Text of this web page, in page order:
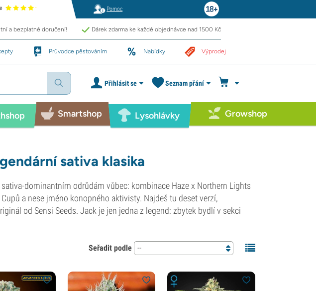
Pomoc
a bezplatné doručení! Dárek zdarma ke každé objednávce nad 1500 Kč
Průvodce pěstováním Nabídky Výprodej
Přihlásit se Seznam přání
Smartshop Lysohlávky Growshop
sativa klasika
dominantním odrůdám vůbec: kombinace Haze x Northern Lights
a nese jméno konopného aktivisty. Najdeš tu deset verzí,
od Sensi Seeds. Jack je jen jedna z legend: zbytek bydlí v sekci
Seřadit podle --